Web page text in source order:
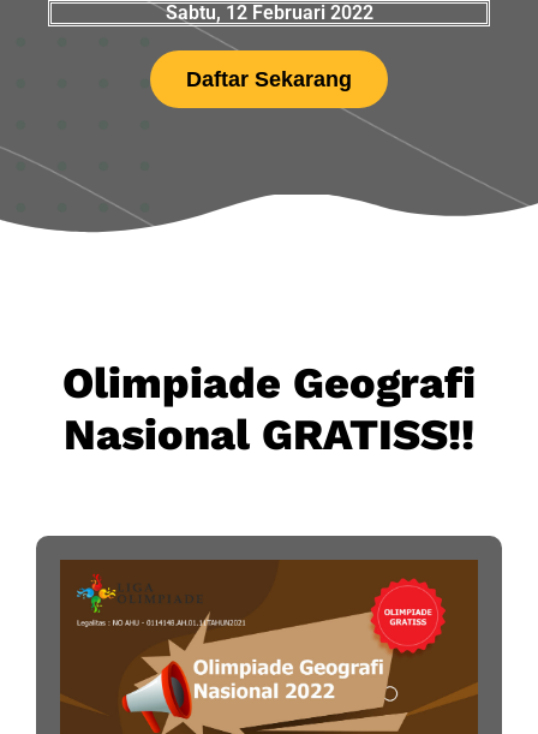
Sabtu, 12 Februari 2022
Daftar Sekarang
Olimpiade Geografi
Nasional GRATISS!!